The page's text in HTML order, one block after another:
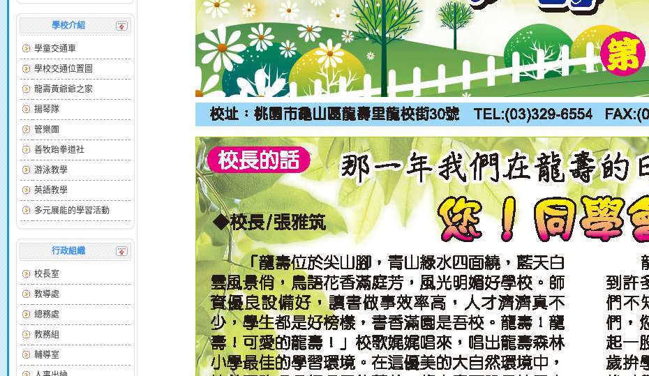
學校介紹
學童交通車
學校交通位置圖
龍壽黃爺爺之家
揚琴隊
管樂團
善牧跆拳道社
游泳教學
英語教學
多元展能的學習活動
行政組織
校長室
教導處
總務處
教務組
輔導室